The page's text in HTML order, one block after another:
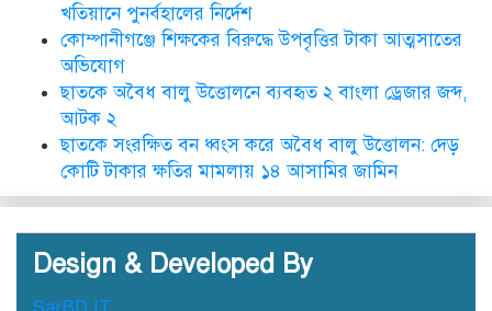
ছাত‌কে দৈনিক সুনামকণ্ঠ’র সপ্তম
ডা. নার্গিস বাহার চৌধুরীর ইন্তেকাল
খতিয়ানে পুনর্বহালের নির্দেশ
কোম্পানীগঞ্জে শিক্ষকের বিরুদ্ধে উপবৃত্তির টাকা আত্মসাতের
অভিযোগ
ছাতকে অবৈধ বালু উত্তোলনে ব্যবহৃত ২ বাংলা ড্রেজার জব্দ,
আটক ২
ছাতকে সংরক্ষিত বন ধ্বংস করে অবৈধ বালু উত্তোলন: দেড়
কোটি টাকার ক্ষতির মামলায় ১৪ আসামির জামিন
Design & Developed By